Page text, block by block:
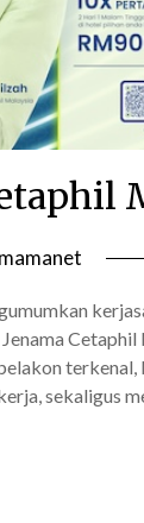
terkenal,
sekaligus